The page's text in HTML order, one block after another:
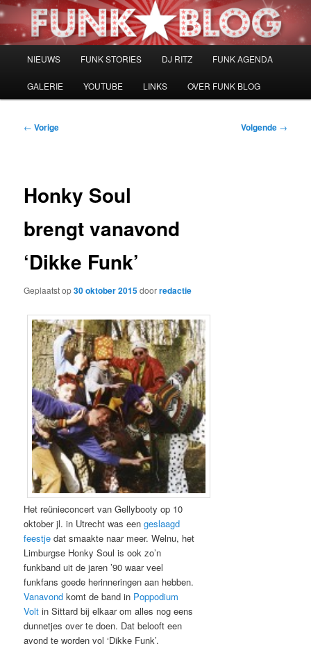
Spring
naar
NIEUWS FUNK STORIES DJ RITZ FUNK AGENDA
GALERIE YOUTUBE LINKS OVER FUNK BLOG
Bericht
← Vorige Volgende →
Honky Soul
brengt vanavond
‘Dikke Funk’
Geplaatst op30 oktober 2015doorredactie
Het reünieconcert van Gellybooty op 10
oktober jl. in Utrecht was eengeslaagd
feestje dat smaakte naar meer. Welnu, het
Limburgse Honky Soul is ook zo’n
funkband uit de jaren ’90 waar veel
funkfans goede herinneringen aan hebben.
Vanavond komt de band in Poppodium
Volt in Sittard bij elkaar om alles nog eens
dunnetjes over te doen. Dat belooft een
avond te worden vol ‘Dikke Funk’.